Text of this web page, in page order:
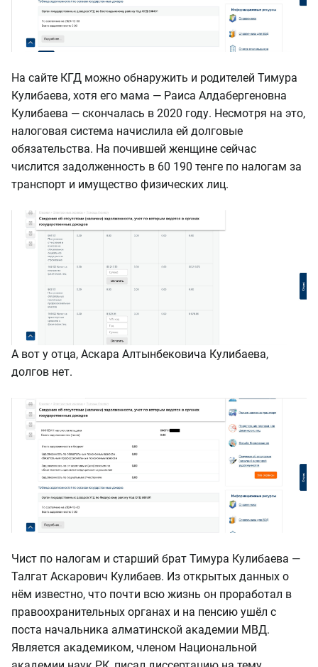
На сайте КГД можно обнаружить и родителей Тимура
Кулибаева, хотя его мама — Раиса Алдабергеновна
Кулибаева — скончалась в 2020 году. Несмотря на это,
налоговая система начислила ей долговые
обязательства. На почившей женщине сейчас
числится задолженность в 60 190 тенге по налогам за
транспорт и имущество физических лиц.
А вот у отца, Аскара Алтынбековича Кулибаева,
долгов нет.
Чист по налогам и старший брат Тимура Кулибаева —
Талгат Аскарович Кулибаев. Из открытых данных о
нём известно, что почти всю жизнь он проработал в
правоохранительных органах и на пенсию ушёл с
поста начальника алматинской академии МВД.
Является академиком, членом Национальной